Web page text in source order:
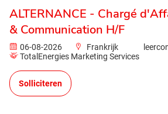
ALTERNANCE - Chargé
& Communication H/F
06-08-2026 Frankrijk
TotalEnergies Marketing Services
Solliciteren